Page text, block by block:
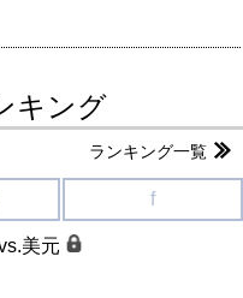
キング
ランキング一覧
f
美元